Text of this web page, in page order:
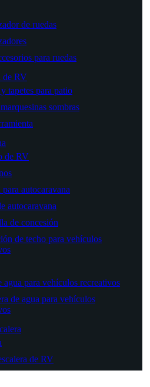
de ruedas
para ruedas
de RV
tapetes para patio
sombras
de RV
para autocaravana
autocaravana
de concesión
de techo para vehículos
agua para vehículos recreativos
de agua para vehículos
de RV